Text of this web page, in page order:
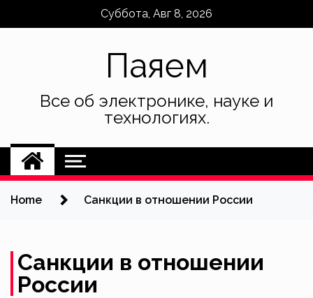
Суббота, Авг 8, 2026
Паяем
Все об электронике, науке и
технологиях.
Home Санкции в отношении России
Санкции в отношении
России